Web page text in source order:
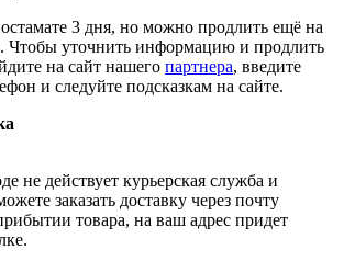
3 дня, но можно продлить ещё на
Чтобы уточнить информацию и продлить
на сайт нашего партнера, введите
и следуйте подсказкам на сайте.
не действует курьерская служба и
заказать доставку через почту
товара, на ваш адрес придет